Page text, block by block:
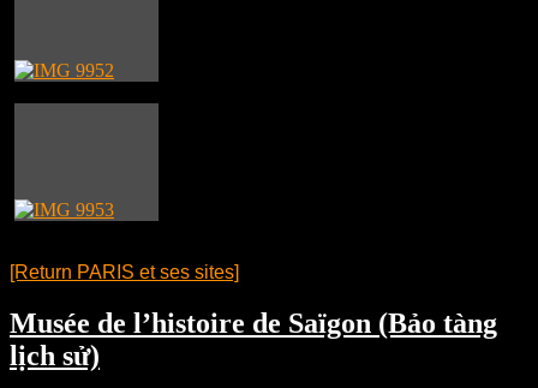
[Return PARIS et ses sites]
Musée de l’histoire de Saïgon (Bảo tàng
lịch sử)